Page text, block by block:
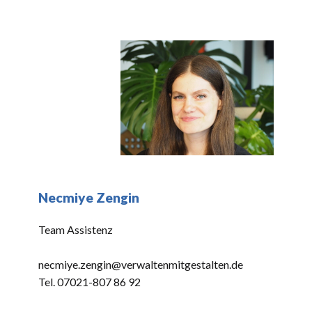
Necmiye Zengin
Team Assistenz
necmiye.zengin@verwaltenmitgestalten.de
Tel. 07021-807 86 92